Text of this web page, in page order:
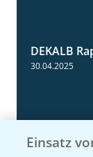
DEKALB
30.04.2025
Einsatz